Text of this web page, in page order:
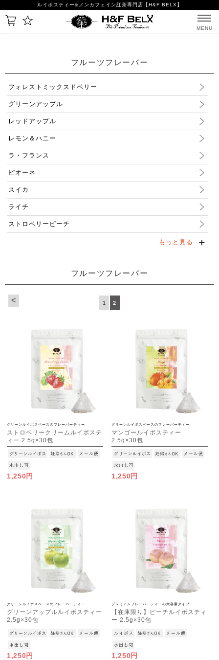
ルイボスティー&ノンカフェイン紅茶専門店【H&F BELX】
MENU
フルーツフレーバー
フォレストミックスドベリー
グリーンアップル
レッドアップル
レモン＆ハニー
ラ・フランス
ピオーネ
スイカ
ライチ
ストロベリーピーチ
もっと見る
フルーツフレーバー
< 1 2
グリーンルイボスベースのフレーバーティー
ストロベリークリームルイボステ
ィー 2.5g×30包
[M便 1/3]
1,250円
グリーンルイボスベースのフレーバーティー
マンゴールイボスティー
2.5g×30包
[M便 1/3]
1,250円
グリーンルイボスベースのフレーバーティー
グリーンアップルルイボスティー
2.5g×30包
[M便 1/3]
1,250円
プレミアムフレーバーティーの大容量タイプ
【在庫限り】ピーチルイボスティ
ー 2.5g×30包
[M便 1/3]
1,250円